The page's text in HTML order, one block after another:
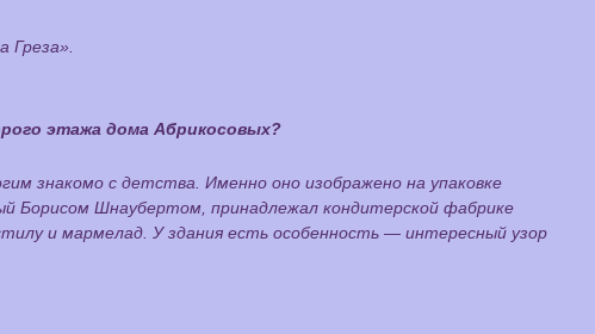
Греза».
этажа дома Абрикосовых?
знакомо с детства. Именно оно изображено на упаковке
Борисом Шнаубертом, принадлежал кондитерской фабрике
и мармелад. У здания есть особенность — интересный узор